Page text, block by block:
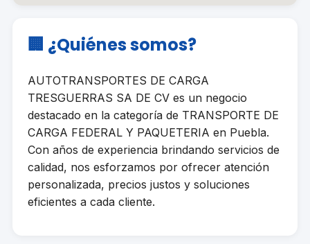
🏢 ¿Quiénes somos?
AUTOTRANSPORTES DE CARGA
TRESGUERRAS SA DE CV es un negocio
destacado en la categoría de TRANSPORTE DE
CARGA FEDERAL Y PAQUETERIA en Puebla.
Con años de experiencia brindando servicios de
calidad, nos esforzamos por ofrecer atención
personalizada, precios justos y soluciones
eficientes a cada cliente.